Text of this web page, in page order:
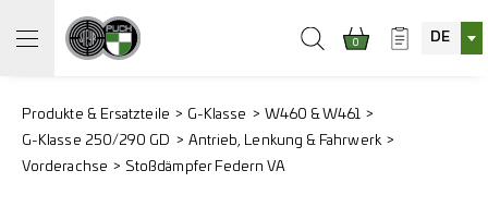
0 DE
Produkte & Ersatzteile G-Klasse
W460 & W461
G-Klasse 250/290 GD
Antrieb, Lenkung & Fahrwerk
Vorderachse
Stoßdämpfer Federn VA